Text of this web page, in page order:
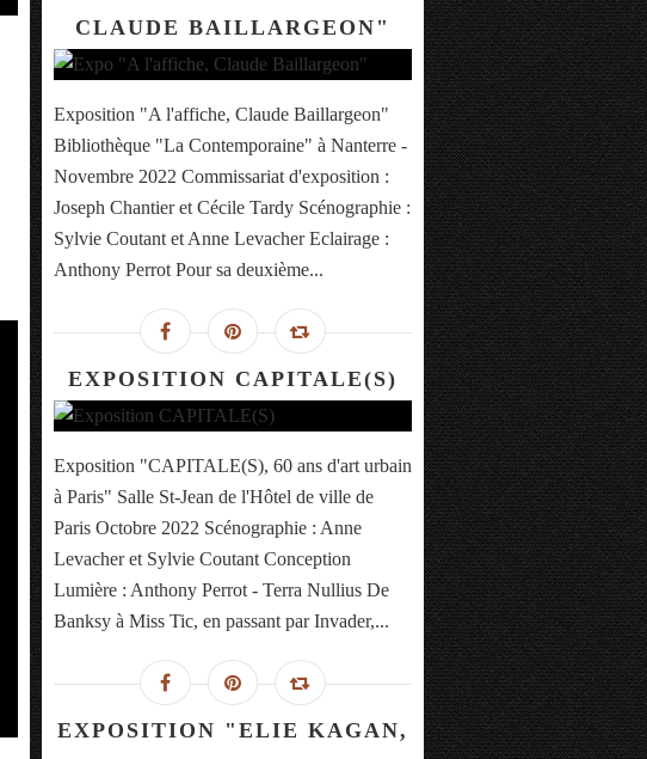
CLAUDE BAILLARGEON"
Exposition "A l'affiche, Claude Baillargeon"
Bibliothèque "La Contemporaine" à Nanterre -
Novembre 2022 Commissariat d'exposition :
Joseph Chantier et Cécile Tardy Scénographie :
Sylvie Coutant et Anne Levacher Eclairage :
Anthony Perrot Pour sa deuxième...
EXPOSITION CAPITALE(S)
Exposition "CAPITALE(S), 60 ans d'art urbain
à Paris" Salle St-Jean de l'Hôtel de ville de
Paris Octobre 2022 Scénographie : Anne
Levacher et Sylvie Coutant Conception
Lumière : Anthony Perrot - Terra Nullius De
Banksy à Miss Tic, en passant par Invader,...
EXPOSITION "ELIE KAGAN,